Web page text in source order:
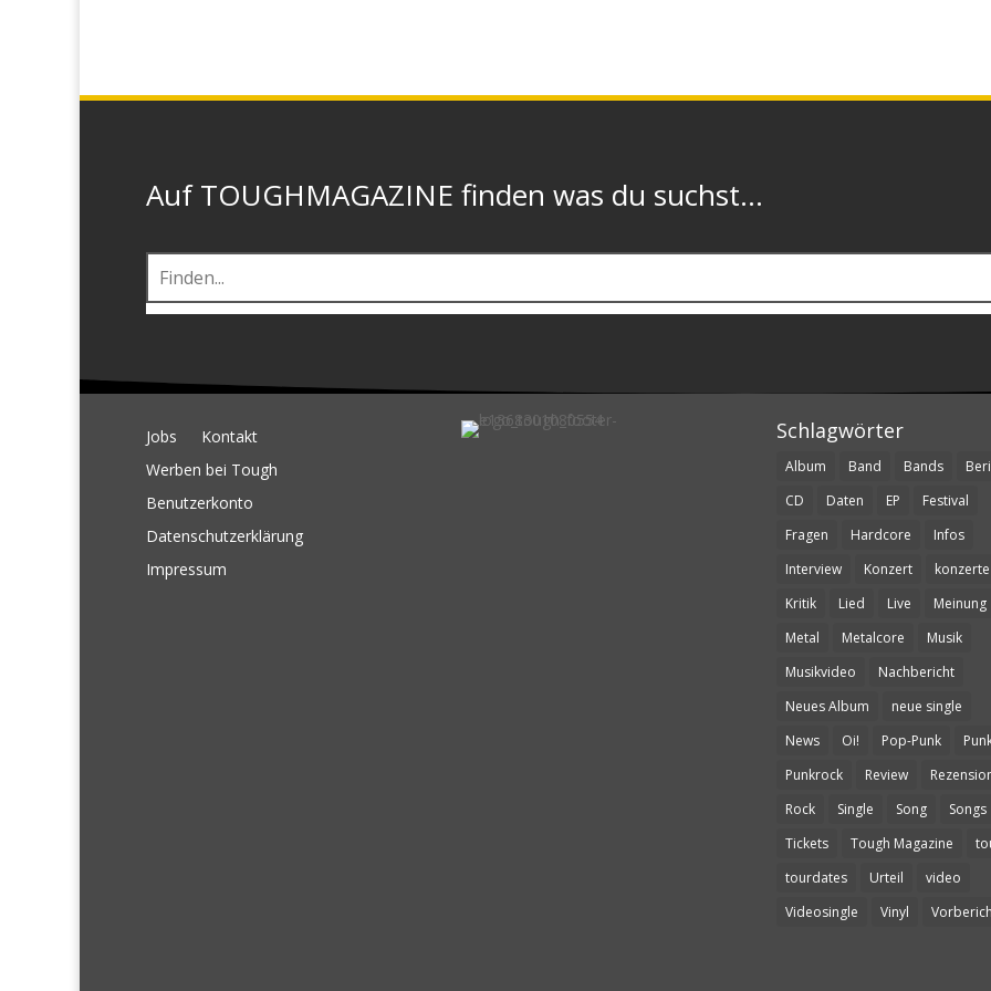
Auf TOUGHMAGAZINE finden was du suchst...
Jobs
Kontakt
Werben bei Tough
Benutzerkonto
Datenschutzerklärung
Impressum
Schlagwörter
Album Band Bands
CD
Daten EP
Festival
Fragen
Hardcore
Infos
Interview
Konzert
konzerte
Kritik
Lied Live
Meinung
Metal
Metalcore
Musik
Musikvideo
Nachbericht
Neues Album
neue single
News
Oi! Pop-Punk
Punkrock
Review
Rock
Single Song
Songs
Tickets
Tough Magazine
tourdates
Urteil
video
Videosingle
Vinyl